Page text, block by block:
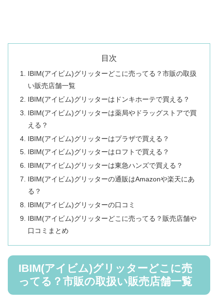
目次
IBIM(アイビム)グリッターどこに売ってる？市販の取扱
い販売店舗一覧
IBIM(アイビム)グリッターはドンキホーテで買える？
IBIM(アイビム)グリッターは薬局やドラッグストアで買
える？
IBIM(アイビム)グリッターはプラザで買える？
IBIM(アイビム)グリッターはロフトで買える？
IBIM(アイビム)グリッターは東急ハンズで買える？
IBIM(アイビム)グリッターの通販はAmazonや楽天にあ
る？
IBIM(アイビム)グリッターの口コミ
IBIM(アイビム)グリッターどこに売ってる？販売店舗や
口コミまとめ
IBIM(アイビム)グリッターどこに売
ってる？市販の取扱い販売店舗一覧